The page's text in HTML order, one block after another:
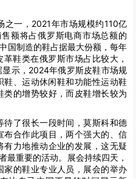
之一，2021年市场规模约110亿
额将占俄罗斯电商市场总额的
国制造的鞋占据最大份额，每年
鞋类在俄罗斯市场占比较大，
示，2024年俄罗斯皮鞋市场规
、运动休闲鞋和功能性运动鞋
的增势较好，而皮鞋增长较为
了很长一段时间，莫斯科和德
布合作此项目，两个强大的、信
力地推动企业的发展，这无疑
最重要的活动。展会持续四天，
的鞋业专业人员，展会的举办